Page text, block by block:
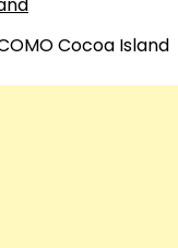
Cocoa Island